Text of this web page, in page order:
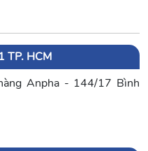
TP. HCM
Anpha - 144/17 Bình